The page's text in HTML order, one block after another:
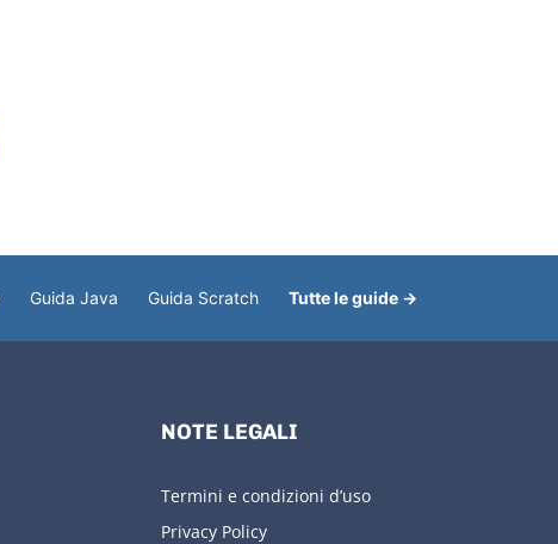
Guida Java Guida Scratch Tutte le guide →
NOTE LEGALI
Termini e condizioni d’uso
Privacy Policy